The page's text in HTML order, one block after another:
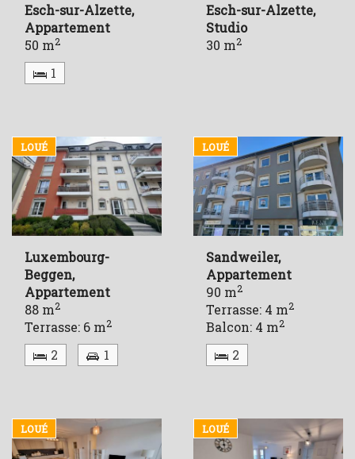
Esch-sur-Alzette,
Appartement
50 m2
1
Esch-sur-Alzette,
Studio
30 m2
LOUÉ
Luxembourg-
Beggen,
Appartement
88 m2
Terrasse: 6 m2
2 1
LOUÉ
Sandweiler,
Appartement
90 m2
Terrasse: 4 m2
Balcon: 4 m2
2
LOUÉ LOUÉ